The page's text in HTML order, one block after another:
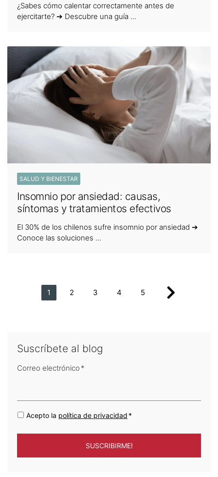
¿Sabes cómo calentar correctamente antes de
ejercitarte? ➔ Descubre una guía ...
SALUD Y BIENESTAR
Insomnio por ansiedad: causas,
síntomas y tratamientos efectivos
El 30% de los chilenos sufre insomnio por ansiedad ➔
Conoce las soluciones ...
1 2 3 4 5
Suscríbete al blog
Correo electrónico *
Acepto la política de privacidad *